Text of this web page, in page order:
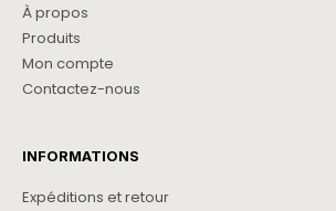
À propos
Produits
Mon compte
Contactez-nous
INFORMATIONS
Expéditions et retour